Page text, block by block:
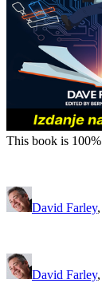
This book is
David Farley,
David Farley,